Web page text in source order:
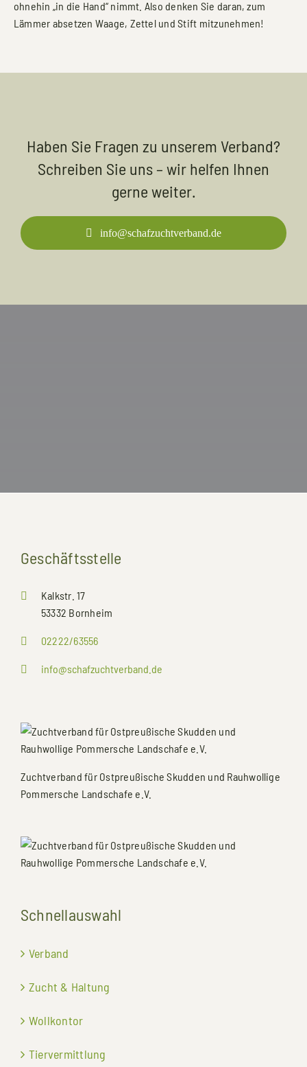
ohnehin „in die Hand“ nimmt. Also denken Sie daran, zum
Lämmer absetzen Waage, Zettel und Stift mitzunehmen!
Haben Sie Fragen zu unserem Verband?
Schreiben Sie uns – wir helfen Ihnen
gerne weiter.
info@schafzuchtverband.de
Geschäftsstelle
Kalkstr. 17
53332 Bornheim
02222/63556
info@schafzuchtverband.de
Zuchtverband für Ostpreußische Skudden und Rauhwollige
Pommersche Landschafe e.V.
Schnellauswahl
Verband
Zucht & Haltung
Wollkontor
Tiervermittlung